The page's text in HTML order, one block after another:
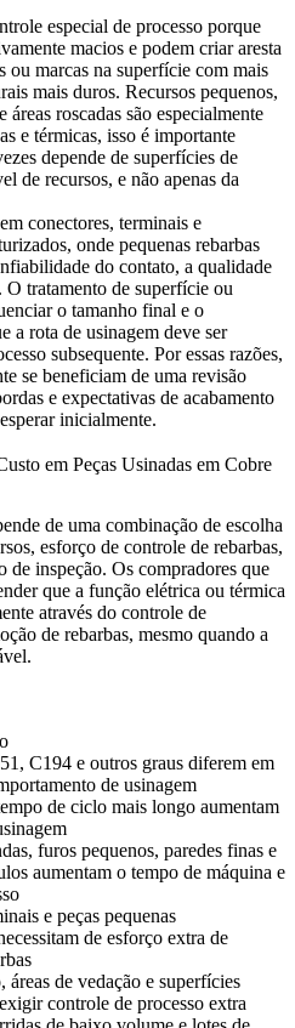
especial de processo porque
macios e podem criar aresta
ou marcas na superfície com mais
mais duros. Recursos pequenos,
áreas roscadas são especialmente
e térmicas, isso é importante
depende de superfícies de
de recursos, e não apenas da
conectores, terminais e
onde pequenas rebarbas
do contato, a qualidade
tratamento de superfície ou
o tamanho final e o
a rota de usinagem deve ser
subsequente. Por essas razões,
se beneficiam de uma revisão
e expectativas de acabamento
inicialmente.
em Peças Usinadas em Cobre
de uma combinação de escolha
esforço de controle de rebarbas,
de inspeção. Os compradores que
que a função elétrica ou térmica
através do controle de
de rebarbas, mesmo quando a
C194 e outros graus diferem em
de usinagem
de ciclo mais longo aumentam
furos pequenos, paredes finas e
aumentam o tempo de máquina e
e peças pequenas
de esforço extra de
áreas de vedação e superfícies
controle de processo extra